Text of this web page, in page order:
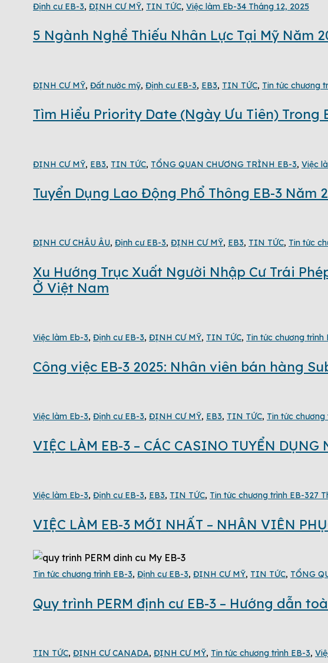
Định cư EB-3, ĐỊNH CƯ MỸ, TIN TỨC, Việc làm Eb-34 Tháng 12, 2025
5 Ngành Nghề Thiếu Nhân Lực Tại Mỹ Năm
ĐỊNH CƯ MỸ, Đất nước mỹ, Định cư EB-3, EB3, TIN TỨC, Tin tức chương
Tìm Hiểu Priority Date (Ngày Ưu Tiên) Trong
ĐỊNH CƯ MỸ, EB3, TIN TỨC, TỔNG QUAN CHƯƠNG TRÌNH EB-3, Việc
Tuyển Dụng Lao Động Phổ Thông EB-3 Năm
ĐỊNH CƯ CHÂU ÂU, Định cư EB-3, ĐỊNH CƯ MỸ, EB3, TIN TỨC, Tin tức
Xu Hướng Trục Xuất Người Nhập Cư Trái
Ở Việt Nam
Việc làm Eb-3, Định cư EB-3, ĐỊNH CƯ MỸ, TIN TỨC, Tin tức chương trình
Công việc EB-3 2025: Nhân viên bán hàng
Việc làm Eb-3, Định cư EB-3, ĐỊNH CƯ MỸ, EB3, TIN TỨC, Tin tức chương
VIỆC LÀM EB-3 – CÁC CASINO TUYỂN
Việc làm Eb-3, Định cư EB-3, EB3, TIN TỨC, Tin tức chương trình EB-327
VIỆC LÀM EB-3 MỚI NHẤT – NHÂN VIÊN
Tin tức chương trình EB-3, Định cư EB-3, ĐỊNH CƯ MỸ, TIN TỨC, TỔNG
Quy trình PERM định cư EB-3 – Hướng dẫn
TIN TỨC, ĐỊNH CƯ CANADA, ĐỊNH CƯ MỸ, Tin tức chương trình EB-3,